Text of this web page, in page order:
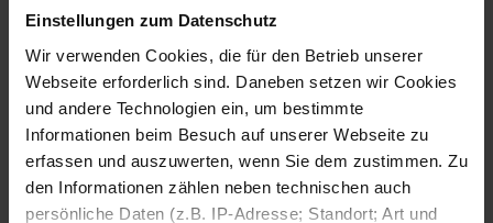
Einstellungen zum Datenschutz
Wir verwenden Cookies, die für den Betrieb unserer
Webseite erforderlich sind. Daneben setzen wir Cookies
und andere Technologien ein, um bestimmte
Informationen beim Besuch auf unserer Webseite zu
erfassen und auszuwerten, wenn Sie dem zustimmen. Zu
den Informationen zählen neben technischen auch
persönliche Daten (z.B. IP-Adresse; Standort; Art und
Marmoroptik – eleganter Coffee
Table mit Keramikplatte aus der
Interliving Couchtisch Serie 6221
Dieser eleganteBeistelltischvereint modernes Design
mit hochwertigen Materialien: DieKeramik-Tischplatte in